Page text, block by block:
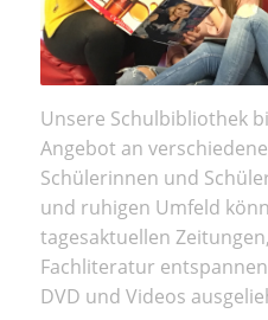
Unsere Schulbibliothek
Angebot an
Schülerinnen und
und ruhigen Umfeld
tagesaktuellen
Fachliteratur
DVD und Videos